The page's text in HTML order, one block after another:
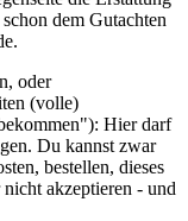
dem Gutachten
oder
(volle)
Hier darf
Du kannst zwar
bestellen, dieses
akzeptieren - und